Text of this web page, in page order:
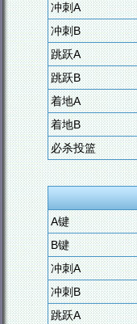
冲刺A
冲刺B
跳跃A
跳跃B
着地A
着地B
必杀投篮
A键
B键
冲刺A
冲刺B
跳跃A